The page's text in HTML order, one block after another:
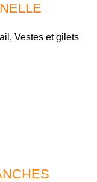
, Vestes et gilets